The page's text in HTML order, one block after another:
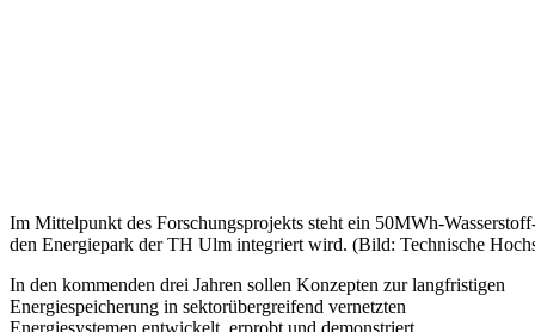
Im Mittelpunkt des Forschungsprojekts steht ein 50MWh-
den Energiepark der TH Ulm integriert wird. (Bild: Technische
In den kommenden drei Jahren sollen Konzepten zur langfristigen
Energiespeicherung in sektorübergreifend vernetzten